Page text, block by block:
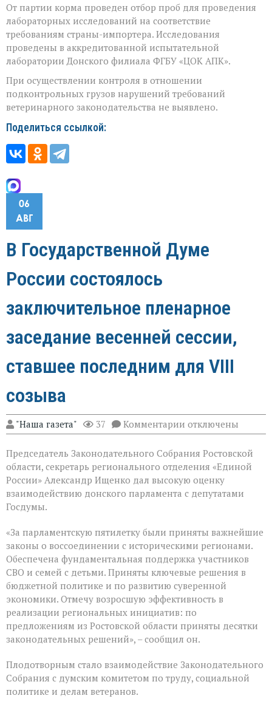
в
Турцию
От партии корма проведен отбор проб для проведения
лабораторных исследований на соответствие
требованиям страны-импортера. Исследования
проведены в аккредитованной испытательной
лаборатории Донского филиала ФГБУ «ЦОК АПК».
При осуществлении контроля в отношении
подконтрольных грузов нарушений требований
ветеринарного законодательства не выявлено.
Поделиться ссылкой:
06
АВГ
В Государственной Думе
России состоялось
заключительное пленарное
заседание весенней сессии,
ставшее последним для VIII
созыва
"Наша газета" 37 Комментарии к
записи
Государственной
Думе
состоялось
заключительное
сессии,
ставшее
последним
для
VIII
созыва
отключены
Председатель Законодательного Собрания Ростовской
области, секретарь регионального отделения «Единой
России» Александр Ищенко дал высокую оценку
взаимодействию донского парламента с депутатами
Госдумы.
«За парламентскую пятилетку были приняты важнейшие
законы о воссоединении с историческими регионами.
Обеспечена фундаментальная поддержка участников
СВО и семей с детьми. Приняты ключевые решения в
бюджетной политике и по развитию суверенной
экономики. Отмечу возросшую эффективность в
реализации региональных инициатив: по
предложениям из Ростовской области приняты десятки
законодательных решений», – сообщил он.
Плодотворным стало взаимодействие Законодательного
Собрания с думским комитетом по труду, социальной
политике и делам ветеранов.